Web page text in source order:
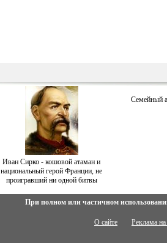
Иван Сирко - кошовой атаман и
национальный герой Франции, не
проигравший ни одной битвы
Семейный
При полном или частичном
О сайте Реклама на